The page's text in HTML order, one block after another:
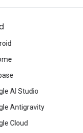
AI Studio
Antigravity
Cloud